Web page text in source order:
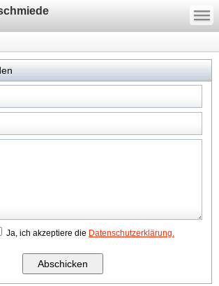
—
—
—
Ja, ich akzeptiere die Datenschutzerklärung.